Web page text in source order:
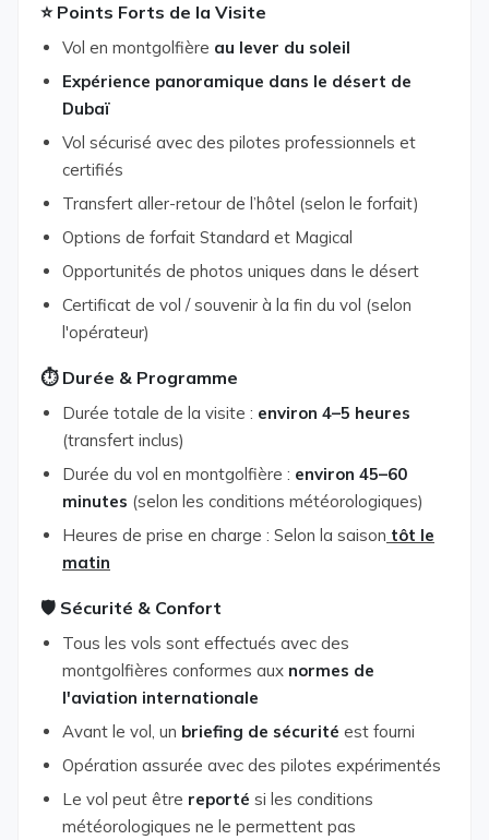
⭐ Points Forts de la Visite
Vol en montgolfière au lever du soleil
Expérience panoramique dans le désert de
Dubaï
Vol sécurisé avec des pilotes professionnels et
certifiés
Transfert aller-retour de l’hôtel (selon le forfait)
Options de forfait Standard et Magical
Opportunités de photos uniques dans le désert
Certificat de vol / souvenir à la fin du vol (selon
l'opérateur)
⏱️ Durée & Programme
Durée totale de la visite : environ 4–5 heures
(transfert inclus)
Durée du vol en montgolfière : environ 45–60
minutes (selon les conditions météorologiques)
Heures de prise en charge : Selon la saison tôt le
matin
🛡️ Sécurité & Confort
Tous les vols sont effectués avec des
montgolfières conformes aux normes de
l'aviation internationale
Avant le vol, un briefing de sécurité est fourni
Opération assurée avec des pilotes expérimentés
Le vol peut être reporté si les conditions
météorologiques ne le permettent pas